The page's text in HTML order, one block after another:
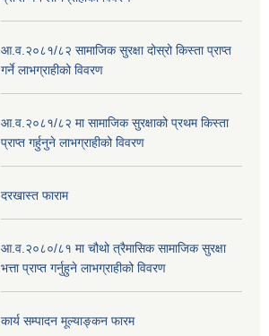
आ.व.२०८१/८२ सामाजिक सुरक्षा दोस्रो किस्ता प्राप्त
गर्ने लाभग्राहीको विवरण
आ.व.२०८१/८२ मा सामाजिक सुरक्षाको प्रथम किस्ता
प्राप्त गर्हुनुने लाभग्राहीको विवरण
दरखास्त फाराम
आ.व.२०८०/८१ मा चौथो त्रैमासिक सामाजिक सुरक्षा
भत्ता प्राप्त गर्नुहुने लाभग्राहीको विवरण
कार्य सम्पादन मूल्याङ्कन फारम